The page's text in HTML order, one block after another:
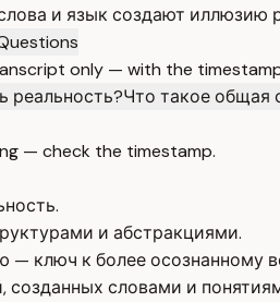
и язык создают иллюзию
only — with the
реальность?Что такое общая
— check the timestamp.
и абстракциями.
ключ к более осознанному
созданных словами и